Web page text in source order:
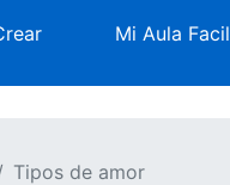
Mi Aula Facil
Tipos de amor